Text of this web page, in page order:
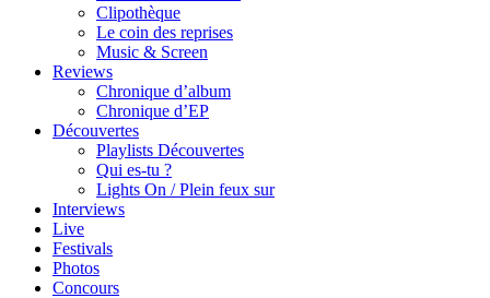
Clipothèque
Le coin des reprises
Music & Screen
Reviews
Chronique d’album
Chronique d’EP
Découvertes
Playlists Découvertes
Qui es-tu ?
Lights On / Plein feux sur
Interviews
Live
Festivals
Photos
Concours